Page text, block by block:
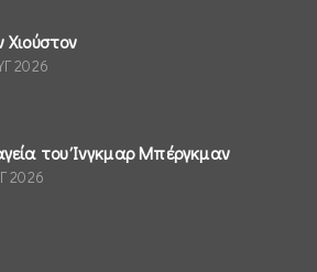
Χιούστον
2026
του Ίνγκμαρ Μπέργκμαν
2026